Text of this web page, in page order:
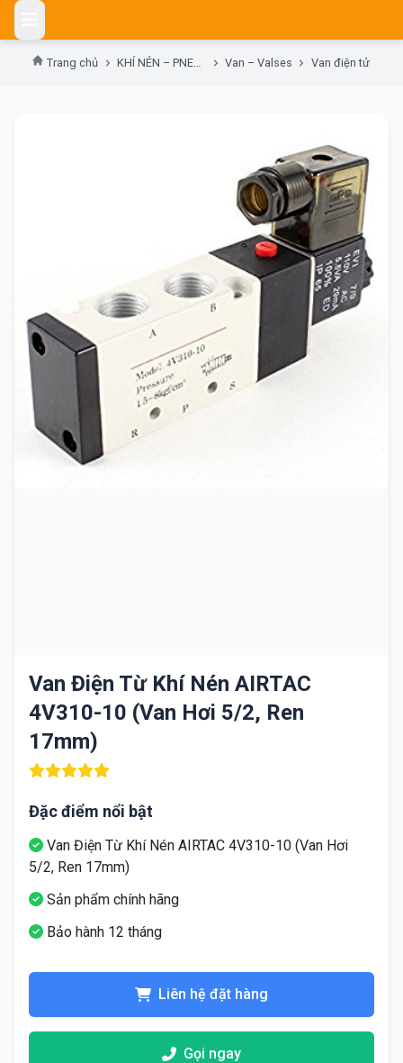
Skip
content
Trang chủ KHÍ NÉN – PNEUMATIC Van – Valses Van điện tử
Van Điện Từ Khí Nén AIRTAC
4V310-10 (Van Hơi 5/2, Ren
17mm)
Đặc điểm nổi bật
Van Điện Từ Khí Nén AIRTAC 4V310-10 (Van Hơi
5/2, Ren 17mm)
Sản phẩm chính hãng
Bảo hành 12 tháng
Liên hệ đặt hàng
Gọi ngay